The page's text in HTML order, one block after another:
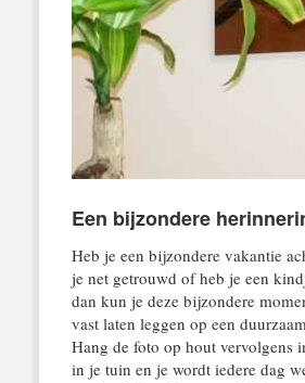
Een bijzondere
Heb je een bijzondere vakantie
je net getrouwd of heb je een
dan kun je deze bijzondere
vast laten leggen op een
Hang de foto op hout vervolgens
in je tuin en je wordt iedere dag